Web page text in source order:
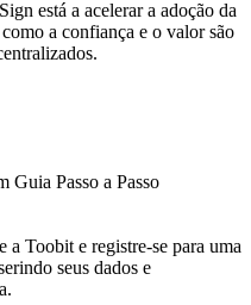
está a acelerar a adoção da
a confiança e o valor são
Passo a Passo
Toobit e registre-se para uma
seus dados e